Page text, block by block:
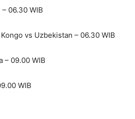
06.30 WIB
vs Uzbekistan – 06.30 WIB
– 09.00 WIB
WIB